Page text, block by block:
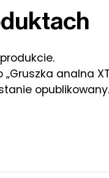
analna
opublikowany.